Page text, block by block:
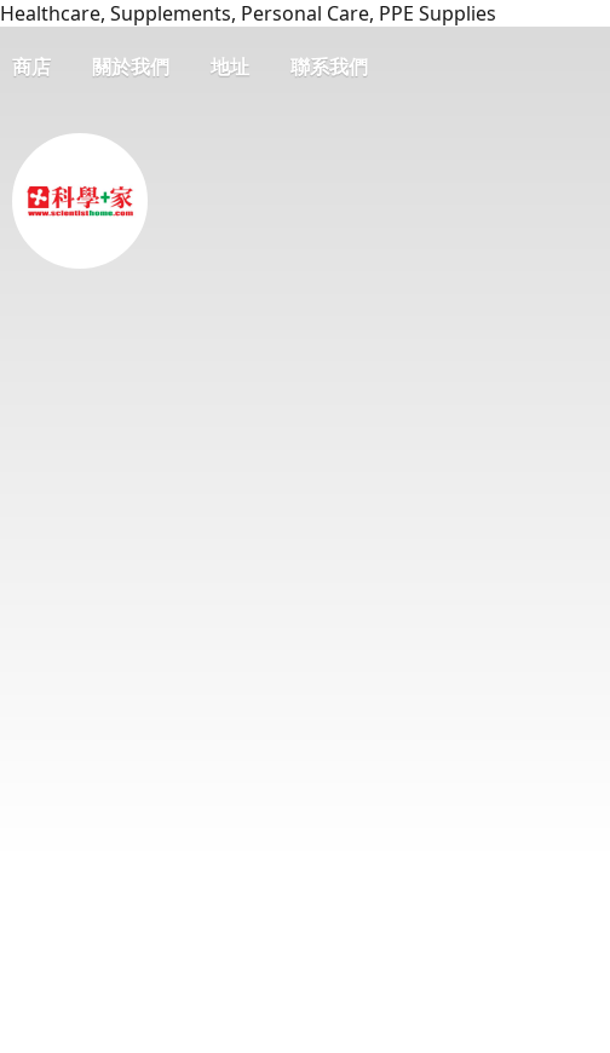
Healthcare, Supplements, Personal Care, PPE Supplies
商店 關於我們 地址 聯系我們